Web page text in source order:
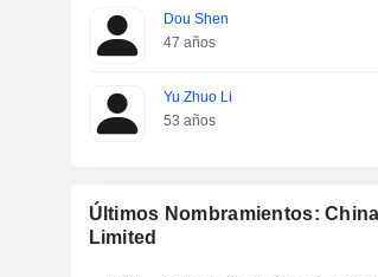
Dou Shen
47 años
Yu Zhuo Li
53 años
Últimos Nombramientos:
Limited